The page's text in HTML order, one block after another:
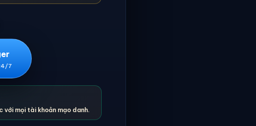
7
mọi tài khoản mạo danh.